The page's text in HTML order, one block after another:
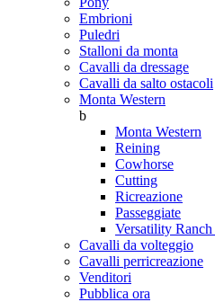
Embrioni
Puledri
Stalloni da monta
Cavalli da dressage
Cavalli da salto ostacoli
Monta Western
b
Monta Western
Reining
Cowhorse
Cutting
Ricreazione
Passeggiate
Versatility
Cavalli da volteggio
Cavalli perricreazione
Venditori
Pubblica ora